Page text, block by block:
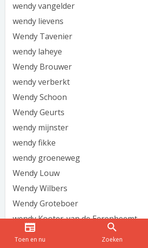
wendy vangelder
wendy lievens
Wendy Tavenier
wendy laheye
Wendy Brouwer
wendy verberkt
Wendy Schoon
Wendy Geurts
wendy mijnster
wendy fikke
wendy groeneweg
Wendy Louw
Wendy Wilbers
Wendy Groteboer
wendy Kooter-van de Eerenbeemt
wendy berkleef
Toen en nu Zoeken